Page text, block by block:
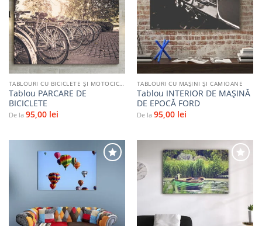
Adaugă
la
favorite
TABLOURI CU BICICLETE ŞI MOTOCICLETE
Tablou PARCARE DE
BICICLETE
De la 95,00 lei
Adaugă
favorite
TABLOURI CU MAŞINI ŞI CAMIOANE
Tablou INTERIOR DE MAȘINĂ
DE EPOCĂ FORD
De la 95,00 lei
Adaugă
favorite
Adaugă
favorite